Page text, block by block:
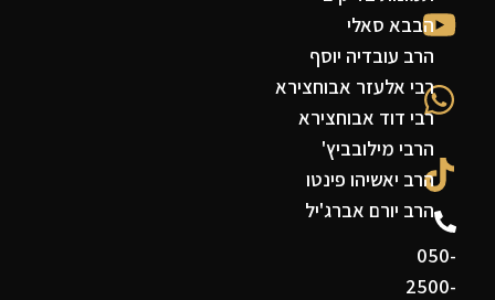
050-
2500-
הבבא סאלי
הרב עובדיה יוסף
רבי אלעזר אבוחצירא
רבי דוד אבוחצירא
הרבי מילובביץ'
הרב יאשיהו פינטו
הרב יורם אברג'יל